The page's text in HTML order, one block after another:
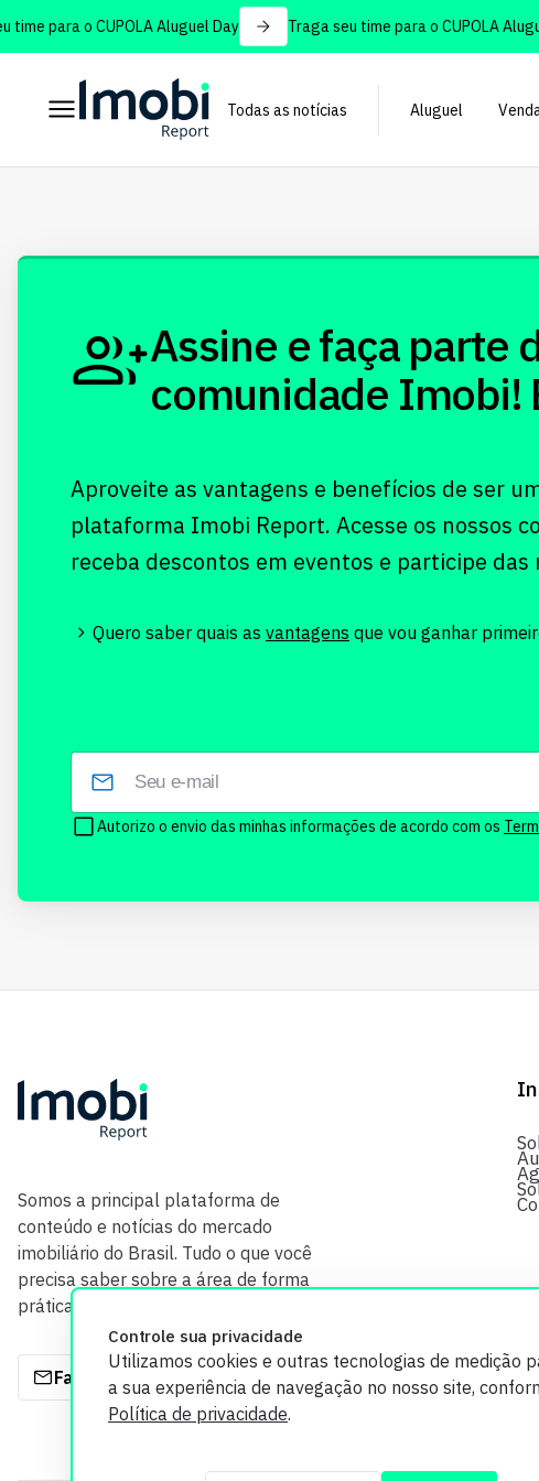
para o CUPOLA Aluguel Day Traga seu time para o CUPOLA
Todas as notícias Aluguel
Controle sua privacidade
Utilizamos cookies e outras tecnologias de medição
a sua experiência de navegação no nosso site,
Política de privacidade.
Assine e faça parte
comunidade Imobi!
Aproveite as vantagens e benefícios de ser
plataforma Imobi Report. Acesse os nossos
receba descontos em eventos e participe das
Quero saber quais as vantagens que vou ganhar
Autorizo o envio das minhas informações de acordo com os
Somos a principal plataforma de
conteúdo e notícias do mercado
imobiliário do Brasil. Tudo o que você
precisa saber sobre a área de forma
prática e com credibilidade.
Fale com a gente